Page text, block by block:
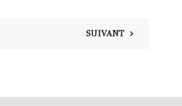
SUIVANT